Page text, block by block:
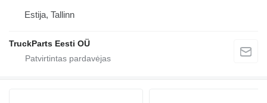
Estija, Tallinn
TruckParts Eesti OÜ